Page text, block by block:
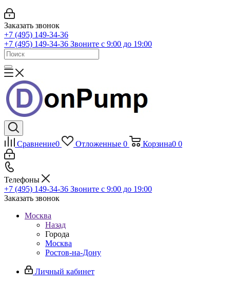
Заказать звонок
+7 (495) 149-34-36
+7 (495) 149-34-36 Звоните с 9:00 до 19:00
Сравнение0 Отложенные 0 Корзина0 0
Телефоны
+7 (495) 149-34-36 Звоните с 9:00 до 19:00
Заказать звонок
Москва
Назад
Города
Москва
Ростов-на-Дону
Личный кабинет